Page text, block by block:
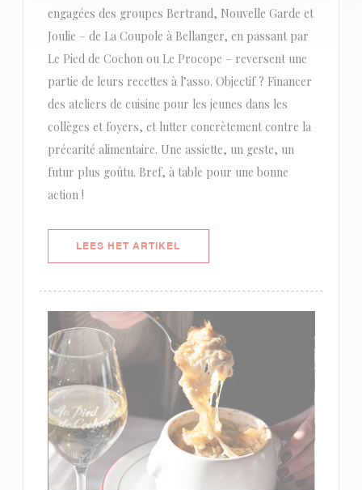
engagées des groupes Bertrand, Nouvelle Garde et
Joulie – de La Coupole à Bellanger, en passant par
Le Pied de Cochon ou Le Procope – reversent une
partie de leurs recettes à l’asso. Objectif ? Financer
des ateliers de cuisine pour les jeunes dans les
collèges et foyers, et lutter concrètement contre la
précarité alimentaire. Une assiette, un geste, un
futur plus goûtu. Bref, à table pour une bonne
action !
LEES HET ARTIKEL